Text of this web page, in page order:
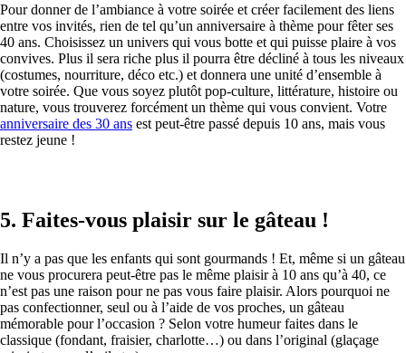
Pour donner de l’ambiance à votre soirée et créer facilement des liens
entre vos invités, rien de tel qu’un anniversaire à thème pour fêter ses
40 ans. Choisissez un univers qui vous botte et qui puisse plaire à vos
convives. Plus il sera riche plus il pourra être décliné à tous les niveaux
(costumes, nourriture, déco etc.) et donnera une unité d’ensemble à
votre soirée. Que vous soyez plutôt pop-culture, littérature, histoire ou
nature, vous trouverez forcément un thème qui vous convient. Votre
anniversaire des 30 ans est peut-être passé depuis 10 ans, mais vous
restez jeune !
5. Faites-vous plaisir sur le gâteau !
Il n’y a pas que les enfants qui sont gourmands ! Et, même si un gâteau
ne vous procurera peut-être pas le même plaisir à 10 ans qu’à 40, ce
n’est pas une raison pour ne pas vous faire plaisir. Alors pourquoi ne
pas confectionner, seul ou à l’aide de vos proches, un gâteau
mémorable pour l’occasion ? Selon votre humeur faites dans le
classique (fondant, fraisier, charlotte…) ou dans l’original (glaçage